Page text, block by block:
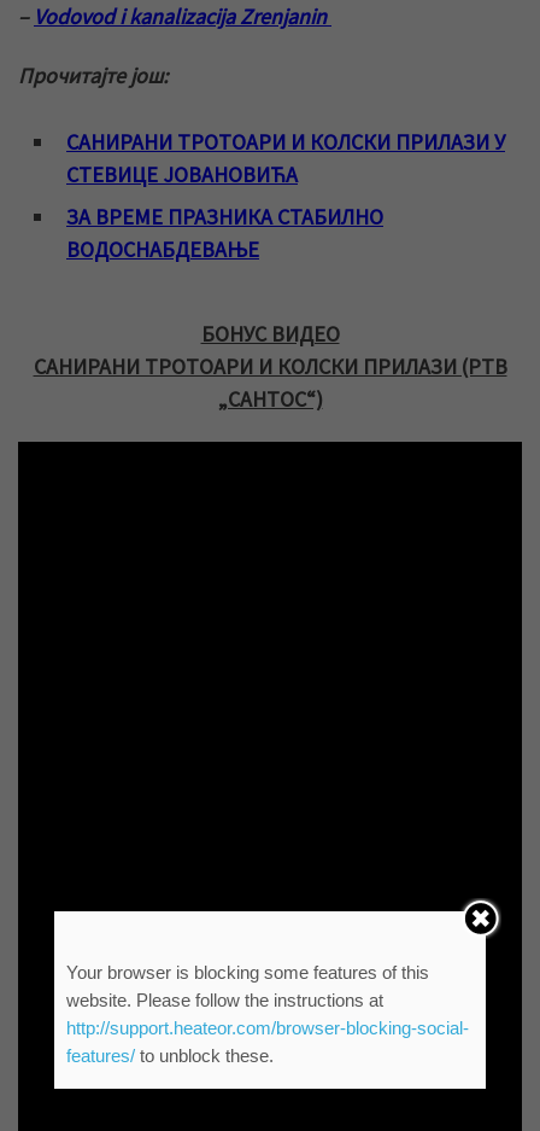
– Vodovod i kanalizacija Zrenjanin
Прочитајте још:
САНИРАНИ ТРОТОАРИ И КОЛСКИ ПРИЛАЗИ У
СТЕВИЦЕ ЈОВАНОВИЋА
ЗА ВРЕМЕ ПРАЗНИКА СТАБИЛНО
ВОДОСНАБДЕВАЊЕ
БОНУС ВИДЕО
САНИРАНИ ТРОТОАРИ И КОЛСКИ ПРИЛАЗИ (РТВ
„САНТОС“)
Your browser is blocking some features of this
website. Please follow the instructions at
http://support.heateor.com/browser-blocking-social-
features/to unblock these.